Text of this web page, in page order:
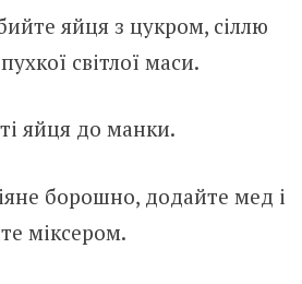
яйця з цукром, сіллю
світлої маси.
яйця до манки.
борошно, додайте мед і
міксером.